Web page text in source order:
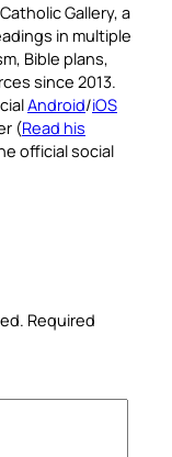
Gallery, a
in multiple
Bible plans,
since 2013.
Android/iOS
(Read his
official social
Required